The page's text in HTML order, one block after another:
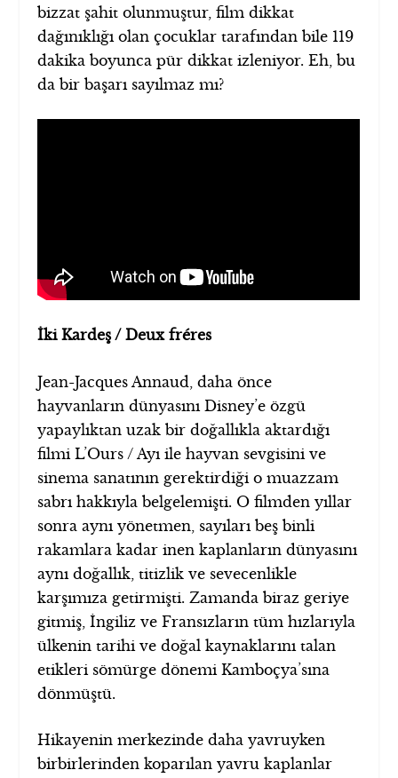
bizzat şahit olunmuştur, film dikkat
dağınıklığı olan çocuklar tarafından bile 119
dakika boyunca pür dikkat izleniyor. Eh, bu
da bir başarı sayılmaz mı?
İki Kardeş / Deux fréres
Jean-Jacques Annaud, daha önce
hayvanların dünyasını Disney’e özgü
yapaylıktan uzak bir doğallıkla aktardığı
filmi L’Ours / Ayı ile hayvan sevgisini ve
sinema sanatının gerektirdiği o muazzam
sabrı hakkıyla belgelemişti. O filmden yıllar
sonra aynı yönetmen, sayıları beş binli
rakamlara kadar inen kaplanların dünyasını
aynı doğallık, titizlik ve sevecenlikle
karşımıza getirmişti. Zamanda biraz geriye
gitmiş, İngiliz ve Fransızların tüm hızlarıyla
ülkenin tarihi ve doğal kaynaklarını talan
etikleri sömürge dönemi Kamboçya’sına
dönmüştü.
Hikayenin merkezinde daha yavruyken
birbirlerinden koparılan yavru kaplanlar